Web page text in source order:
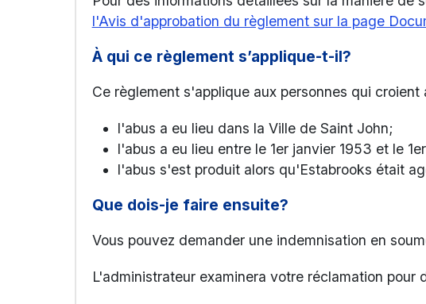
l'Avis d'approbation du règlement sur la page
À qui ce règlement s’applique-t-il?
Ce règlement s'applique aux personnes qui
l'abus a eu lieu dans la Ville de Saint John;
l'abus a eu lieu entre le 1er janvier 1953 et le
l'abus s'est produit alors qu'Estabrooks était
Que dois-je faire ensuite?
Vous pouvez demander une indemnisation en
L'administrateur examinera votre réclamation